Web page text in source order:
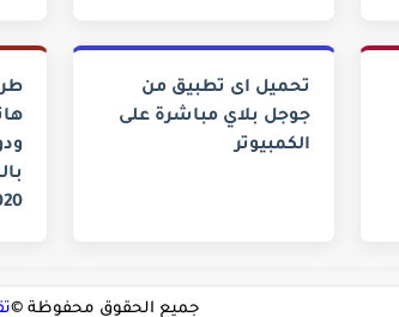
تحميل اى تطبيق من
جوجل بلاي مباشرة على
الكمبيوتر
جميع الحقوق محفوظة ©